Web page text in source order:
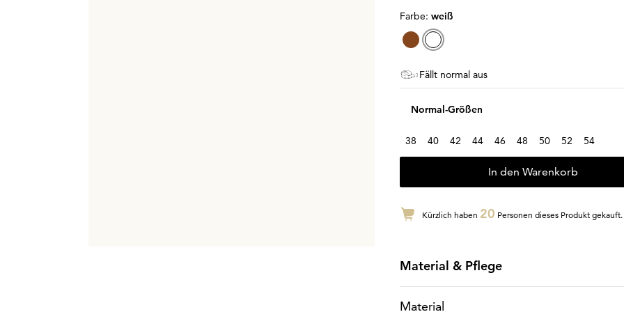
Farbe: weiß
Fällt normal aus
Normal-Größen
38 40 42 44 46 48 50 52 54
In den Warenkorb
Kürzlich haben 20 Personen dieses Produkt gekauft.
Material & Pflege
Material